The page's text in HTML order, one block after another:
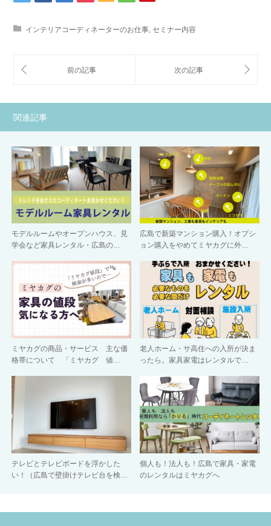
インテリアコーディネーターのお仕事, セミナー内容
関連記事
モデルルームやオープンハウス、見
学会など家具レンタル・広島の…
広島で新築マンション購入！オプシ
ョン購入をやめてミヤカグに外…
ミヤカグの商品・サービス 主な価
格帯について 「ミヤカグ 値…
老人ホーム・サ高住への入所が決ま
ったら。家具家電はレンタルで…
テレビとテレビボードを浮かした
い！（広島で壁掛けテレビ台を検…
個人も！法人も！広島で家具・家電
のレンタルはミヤカグへ